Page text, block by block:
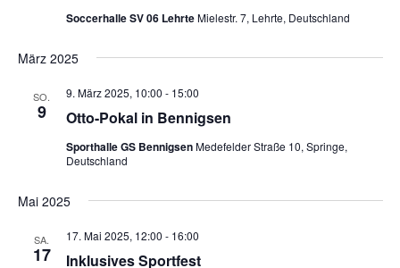
Soccerhalle SV 06 LehrteMielestr. 7, Lehrte, Deutschland
März 2025
SO.
9 Otto-Pokal in Bennigsen
9. März 2025, 10:00 - 15:00
Sporthalle GS BennigsenMedefelder Straße 10, Springe,
Deutschland
Mai 2025
SA.
17 Inklusives Sportfest
17. Mai 2025, 12:00 - 16:00